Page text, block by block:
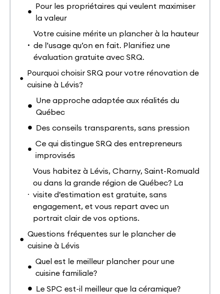
Pour les propriétaires qui veulent maximiser
la valeur
Votre cuisine mérite un plancher à la hauteur
de l’usage qu’on en fait. Planifiez une
évaluation gratuite avec SRQ.
Pourquoi choisir SRQ pour votre rénovation de
cuisine à Lévis?
Une approche adaptée aux réalités du
Québec
Des conseils transparents, sans pression
Ce qui distingue SRQ des entrepreneurs
improvisés
Vous habitez à Lévis, Charny, Saint-Romuald
ou dans la grande région de Québec? La
visite d’estimation est gratuite, sans
engagement, et vous repart avec un
portrait clair de vos options.
Questions fréquentes sur le plancher de
cuisine à Lévis
Quel est le meilleur plancher pour une
cuisine familiale?
Le SPC est-il meilleur que la céramique?